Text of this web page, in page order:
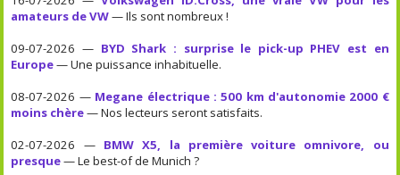
amateurs de VW— Ils sont nombreux !
09-07-2026 — BYD Shark : surprise le pick-up PHEV est en
Europe— Une puissance inhabituelle.
08-07-2026 — Megane électrique : 500 km d'autonomie 2000 €
moins chère— Nos lecteurs seront satisfaits.
02-07-2026 — BMW X5, la première voiture omnivore, ou
presque— Le best-of de Munich ?